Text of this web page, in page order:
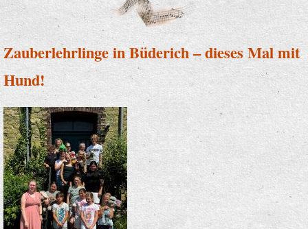
Zauberlehrlinge in Büderich – dieses Mal mit
Hund!